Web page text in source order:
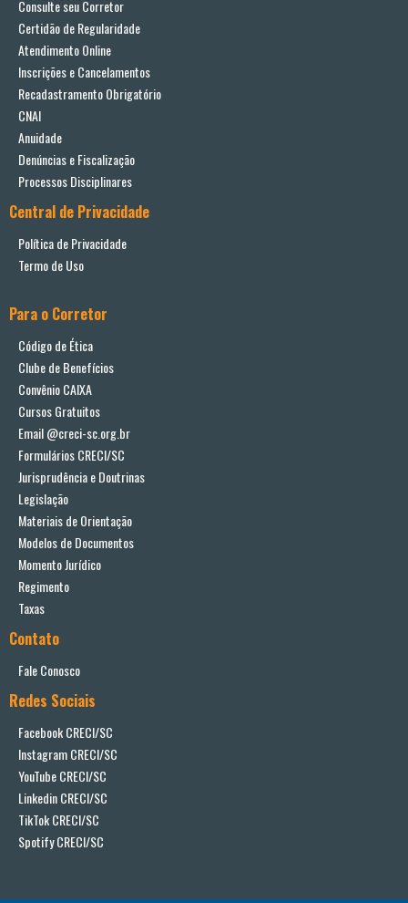
Consulte seu Corretor
Certidão de Regularidade
Atendimento Online
Inscrições e Cancelamentos
Recadastramento Obrigatório
CNAI
Anuidade
Denúncias e Fiscalização
Processos Disciplinares
Central de Privacidade
Política de Privacidade
Termo de Uso
Para o Corretor
Código de Ética
Clube de Benefícios
Convênio CAIXA
Cursos Gratuitos
Email @creci-sc.org.br
Formulários CRECI/SC
Jurisprudência e Doutrinas
Legislação
Materiais de Orientação
Modelos de Documentos
Momento Jurídico
Regimento
Taxas
Contato
Fale Conosco
Redes Sociais
Facebook CRECI/SC
Instagram CRECI/SC
YouTube CRECI/SC
Linkedin CRECI/SC
TikTok CRECI/SC
Spotify CRECI/SC